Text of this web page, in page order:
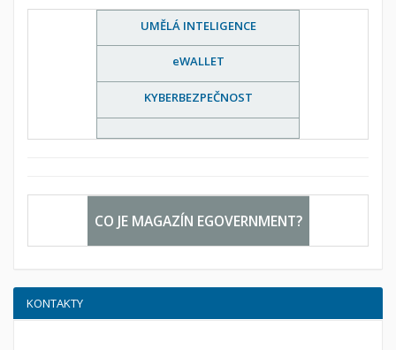
UMĚLÁ INTELIGENCE
eWALLET
KYBERBEZPEČNOST
CO JE MAGAZÍN EGOVERNMENT?
KONTAKTY